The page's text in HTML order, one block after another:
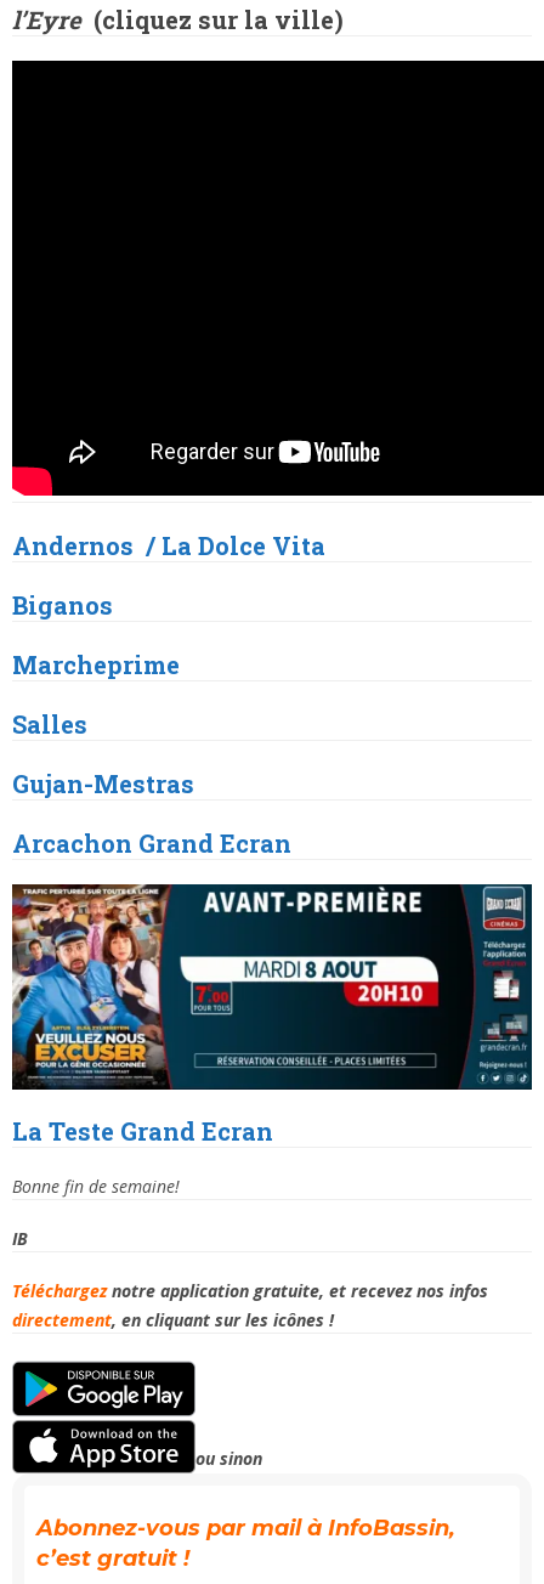
l’Eyre(cliquez sur la ville)
Andernos / La Dolce Vita
Biganos
Marcheprime
Salles
Gujan-Mestras
Arcachon Grand Ecran
La Teste Grand Ecran
Bonne fin de semaine!
IB
Téléchargeznotre application gratuite, et recevez nos infos
directement, en cliquant sur les icônes !
ou sinon
Abonnez-vous par mail à InfoBassin,
c’est gratuit !